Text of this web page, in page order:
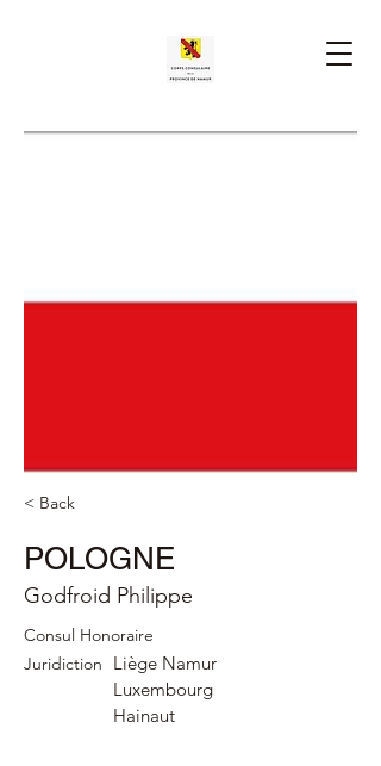
< Back
POLOGNE
Godfroid Philippe
Consul Honoraire
Juridiction
Liège Namur
Luxembourg
Hainaut